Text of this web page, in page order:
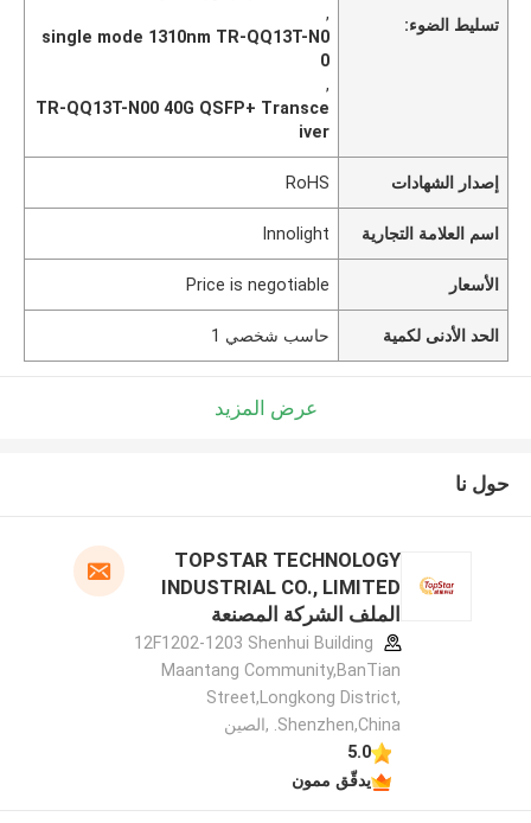
تسليط الضوء:
,
single mode 1310nm TR-QQ13T-N0
0
,
TR-QQ13T-N00 40G QSFP+ Transce
iver
إصدار الشهادات RoHS
اسم العلامة التجارية Innolight
الأسعار Price is negotiable
الحد الأدنى لكمية حاسب شخصي 1
عرض المزيد
حول نا
TOPSTAR TECHNOLOGY
INDUSTRIAL CO., LIMITED
الملف الشركة المصنعة
12F1202-1203 Shenhui Building
Maantang Community,BanTian
Street,Longkong District,
Shenzhen,China. ,الصين
5.0
يدقّق ممون